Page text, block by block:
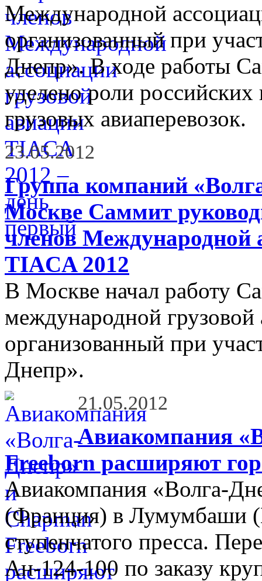
Международной
организованный при
Днепр». В ходе работы
уделено роли
грузовых авиаперевозок.
23.05.2012
Группа компаний
Москве Саммит
членов Международной
TIACA 2012
В Москве начал работу
международной
организованный при
Днепр».
21.05.2012
Авиакомпания
Freeborn расширяют
Авиакомпания «Волга-
(Франция) в Лумумбаши
ступенчатого пресса.
Ан-124-100 по заказу